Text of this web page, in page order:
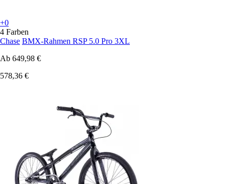
+0
4 Farben
Chase BMX-Rahmen RSP 5.0 Pro 3XL
Ab 649,98 €
578,36 €